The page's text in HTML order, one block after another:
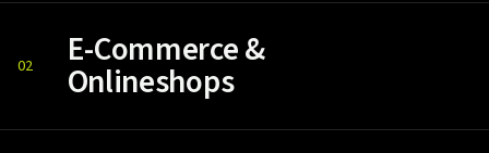
02 E-Commerce &
Onlineshops